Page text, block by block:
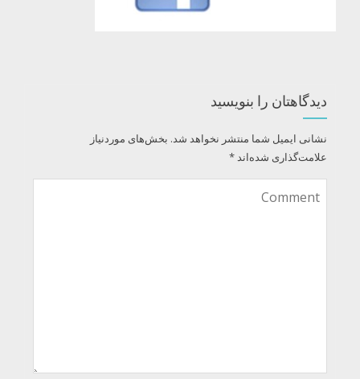
دیدگاهتان را بنویسید
نشانی ایمیل شما منتشر نخواهد شد. بخش‌های موردنیاز
علامت‌گذاری شده‌اند*